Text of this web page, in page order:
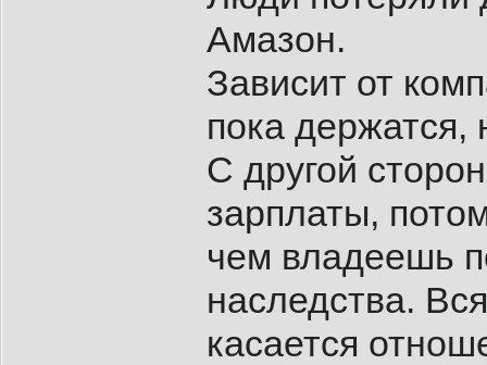
Амазон.
Зависит от
пока
С другой
зарплаты,
чем владеешь
наследства.
касается